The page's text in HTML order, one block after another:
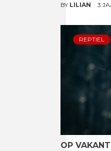
BY LILIAN 3
REPTIEL
OP